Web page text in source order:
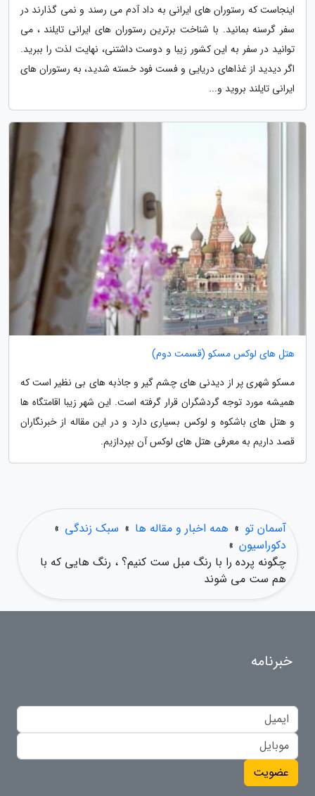
اینجاست که رستوران های ایرانی به داد آدم می رسند و نمی گذارند در
سفر گرسنه بمانید. با شناخت برترین رستوران های ایرانی تایلند ، می
توانید در سفر به این کشور زیبا و دوست داشتنی، نهایت لذت را ببرید.
اگر دیدید از غذاهای دریایی و فست فود خسته شدید، به رستوران های
ایرانی تایلند بروید و...
هتل های لوکس مسکو (قسمت دوم)
مسکو شهری پر از دیدنی های چشم گیر و جاذبه های بی نظیر است که
همیشه مورد توجه گردشگران قرار گرفته است. این شهر زیبا اقامتگاه ها
و هتل های باشکوه و لوکس بسیاری دارد و در این مقاله از خبرنگاران
قصد داریم به معرفی هتل های لوکس آن بپردازیم.
آسمان تو » همه اخبار و مقاله ها » سبک زندگی »
دکوراسیون »
چگونه پرده را با رنگ مبل ست کنیم؟ ، رنگ هایی که با
هم ست می شوند
خبرنامه
عضویت